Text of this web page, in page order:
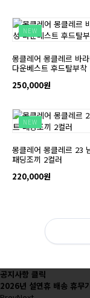
NEW
몽클레어 몽클레르 바
다운베스트 후드탈부착
250,000원
NEW
몽클레어 몽클레르 23
패딩조끼 2컬러
220,000원
공지사항 클릭
2026년 설연휴 배송 휴무